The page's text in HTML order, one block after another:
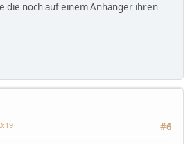
die noch auf einem Anhänger ihren
#6